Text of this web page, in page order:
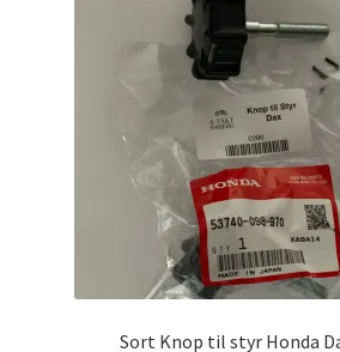
Sort Knop til styr Honda